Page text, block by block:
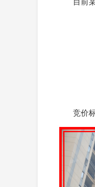
目前某二
竞价标